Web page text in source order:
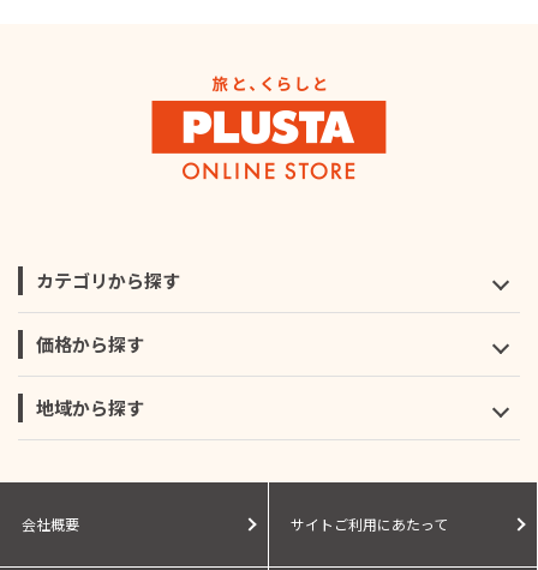
カテゴリから探す
価格から探す
地域から探す
会社概要 サイトご利用にあたって